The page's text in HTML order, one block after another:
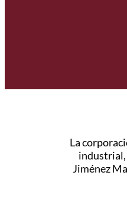
La
industrial,
Jiménez